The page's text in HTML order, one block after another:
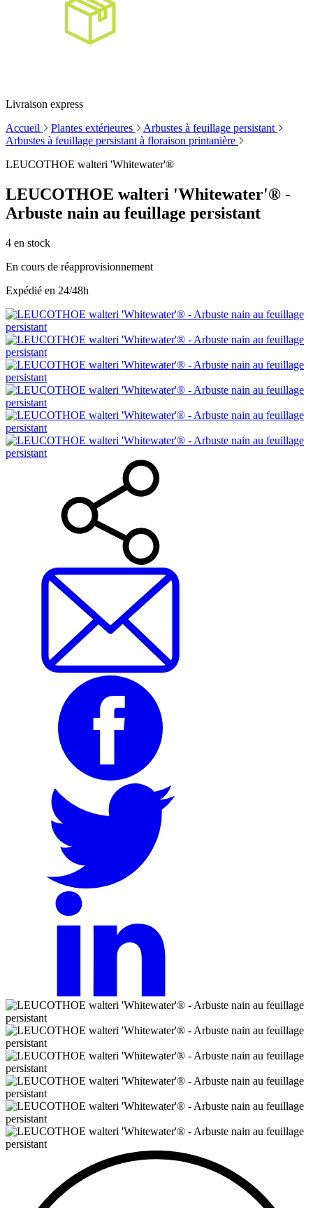
Livraison express
Accueil
Plantes extérieures
Arbustes à feuillage persistant
Arbustes à feuillage persistant à floraison printanière
LEUCOTHOE walteri 'Whitewater'®
LEUCOTHOE walteri 'Whitewater'® -
Arbuste nain au feuillage persistant
4 en stock
En cours de réapprovisionnement
Expédié en 24/48h